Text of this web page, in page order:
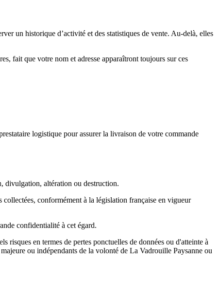
un historique d’activité et des statistiques de vente. Au-delà, elles
fait que votre nom et adresse apparaîtront toujours sur ces
logistique pour assurer la livraison de votre commande
divulgation, altération ou destruction.
conformément à la législation française en vigueur
confidentialité à cet égard.
risques en termes de pertes ponctuelles de données ou d'atteinte à
ou indépendants de la volonté de La Vadrouille Paysanne ou